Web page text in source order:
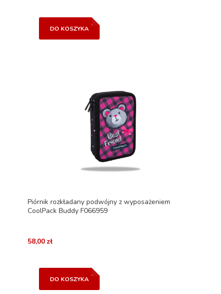
DO KOSZYKA
Piórnik rozkładany podwójny z wyposażeniem
CoolPack Buddy F066959
58,00 zł
DO KOSZYKA